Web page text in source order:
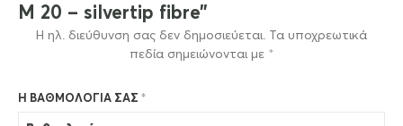
M 20 – silvertip fibre”
Η ηλ. διεύθυνση σας δεν δημοσιεύεται.
Τα υποχρεωτικά
πεδία σημειώνονται με *
Η ΒΑΘΜΟΛΟΓΊΑ ΣΑΣ *